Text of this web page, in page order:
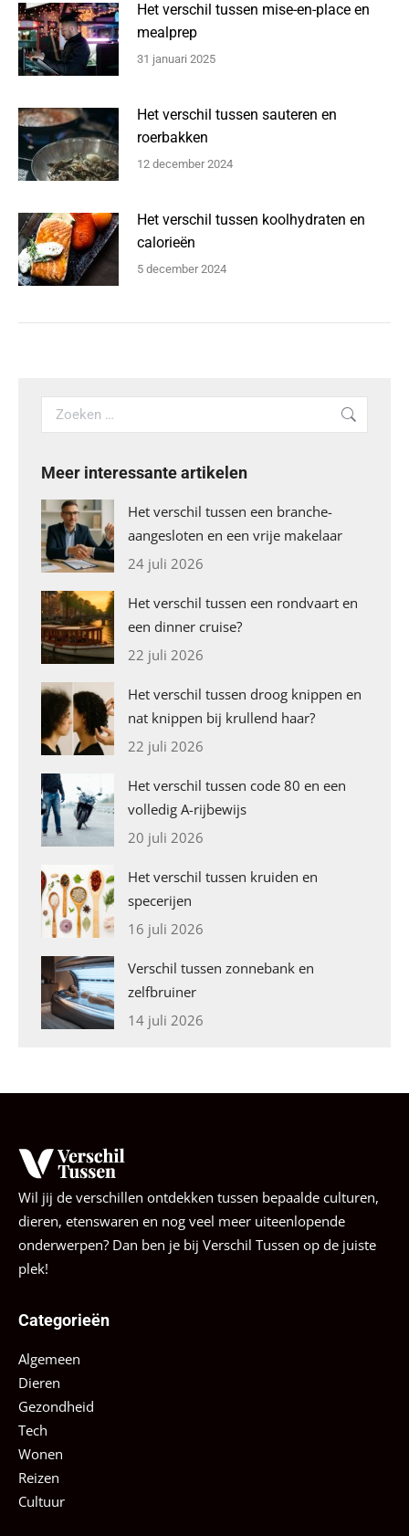
Het verschil tussen mise-en-place en
mealprep
31 januari 2025
Het verschil tussen sauteren en
roerbakken
12 december 2024
Het verschil tussen koolhydraten en
calorieën
5 december 2024
Search:
Meer interessante artikelen
Het verschil tussen een branche-
aangesloten en een vrije makelaar
24 juli 2026
Het verschil tussen een rondvaart en
een dinner cruise?
22 juli 2026
Het verschil tussen droog knippen en
nat knippen bij krullend haar?
22 juli 2026
Het verschil tussen code 80 en een
volledig A-rijbewijs
20 juli 2026
Het verschil tussen kruiden en
specerijen
16 juli 2026
Verschil tussen zonnebank en
zelfbruiner
14 juli 2026
Wil jij de verschillen ontdekken tussen bepaalde culturen,
dieren, etenswaren en nog veel meer uiteenlopende
onderwerpen? Dan ben je bij Verschil Tussen op de juiste
plek!
Categorieën
Algemeen
Dieren
Gezondheid
Tech
Wonen
Reizen
Cultuur